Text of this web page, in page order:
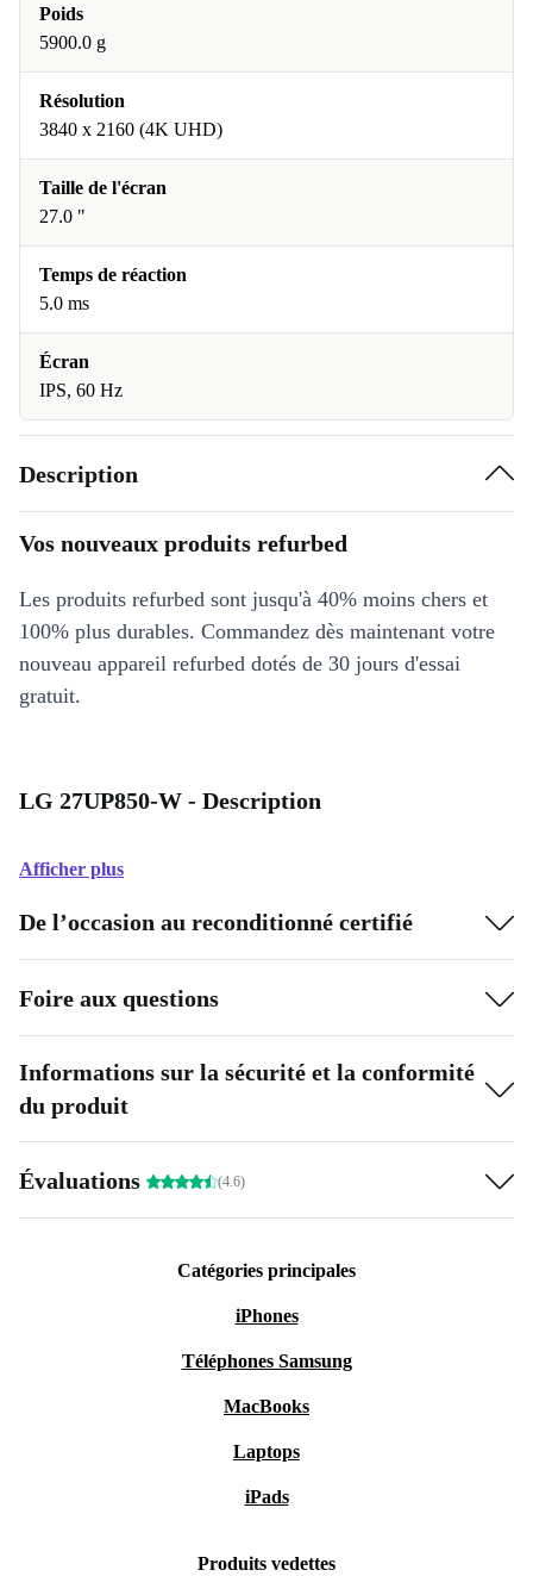
Poids
5900.0 g
Résolution
3840 x 2160 (4K UHD)
Taille de l'écran
27.0 "
Temps de réaction
5.0 ms
Écran
IPS, 60 Hz
Description
Vos nouveaux produits refurbed
Les produits refurbed sont jusqu'à 40% moins chers et
100% plus durables. Commandez dès maintenant votre
nouveau appareil refurbed dotés de 30 jours d'essai
gratuit.
LG 27UP850-W - Description
Afficher plus
De l’occasion au reconditionné certifié
Foire aux questions
Informations sur la sécurité et la conformité
du produit
Évaluations (4.6)
Catégories principales
iPhones
Téléphones Samsung
MacBooks
Laptops
iPads
Produits vedettes